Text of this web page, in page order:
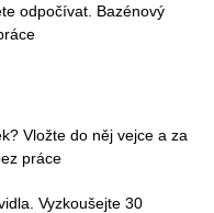
odpočívat. Bazénový
Vložte do něj vejce a za
práce
Vyzkoušejte 30